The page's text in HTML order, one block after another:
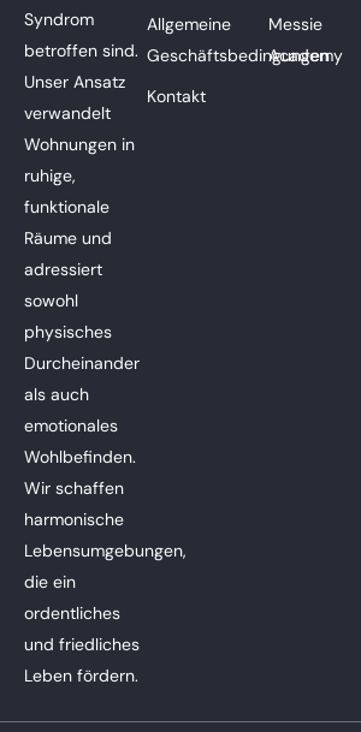
Syndrom
betroffen sind.
Unser Ansatz
verwandelt
Wohnungen in
ruhige,
funktionale
Räume und
adressiert
sowohl
physisches
Durcheinander
als auch
emotionales
Wohlbefinden.
Wir schaffen
harmonische
Lebensumgebungen,
die ein
ordentliches
und friedliches
Leben fördern.
Allgemeine
Geschäftsbedingungen
Kontakt
Messie
Academy